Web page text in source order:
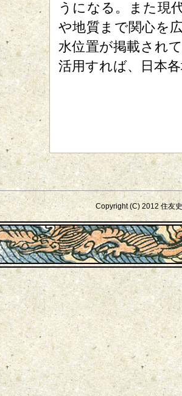
うになる。また現
や地質まで関心を
水位置が掲載され
活用すれば、日本
Copyright (C) 2012 住友